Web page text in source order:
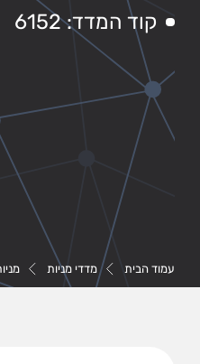
קוד המדד: 6152
עמוד הבית מדדי מניות